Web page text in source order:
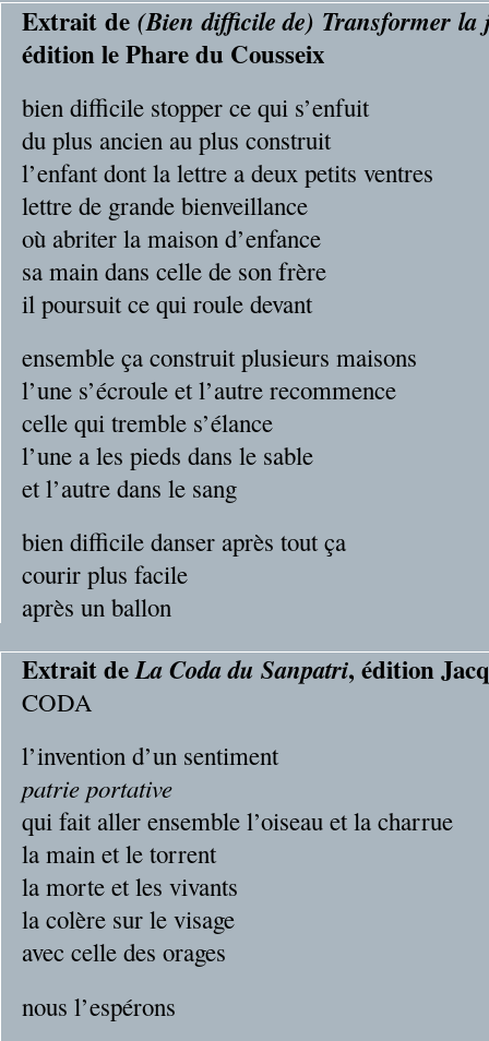
Extrait de (Bien difficile de) Transformer la
édition le Phare du Cousseix
bien difficile stopper ce qui s’enfuit
du plus ancien au plus construit
l’enfant dont la lettre a deux petits ventres
lettre de grande bienveillance
où abriter la maison d’enfance
sa main dans celle de son frère
il poursuit ce qui roule devant
ensemble ça construit plusieurs maisons
l’une s’écroule et l’autre recommence
celle qui tremble s’élance
l’une a les pieds dans le sable
et l’autre dans le sang
bien difficile danser après tout ça
courir plus facile
après un ballon
Extrait deLa Coda du Sanpatri, édition
CODA
l’invention d’un sentiment
patrie portative
qui fait aller ensemble l’oiseau et la charrue
la main et le torrent
la morte et les vivants
la colère sur le visage
avec celle des orages
nous l’espérons